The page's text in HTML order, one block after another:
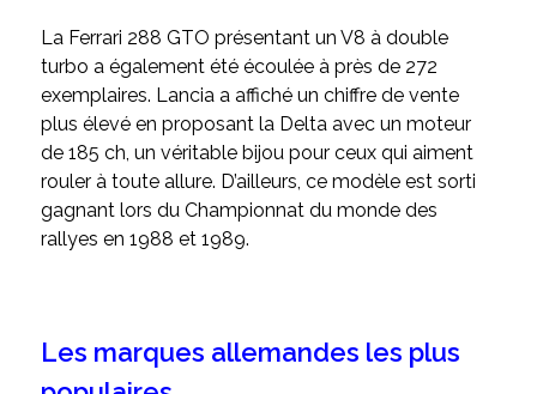
La Ferrari 288 GTO présentant un V8 à double
turbo a également été écoulée à près de 272
exemplaires. Lancia a affiché un chiffre de vente
plus élevé en proposant la Delta avec un moteur
de 185 ch, un véritable bijou pour ceux qui aiment
rouler à toute allure. D’ailleurs, ce modèle est sorti
gagnant lors du Championnat du monde des
rallyes en 1988 et 1989.
Les marques allemandes les plus